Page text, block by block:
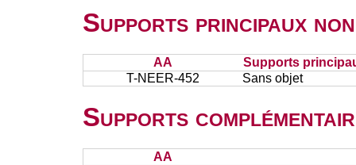
Supports principaux
AA
Supports
T-NEER-452
Sans objet
Supports
AA